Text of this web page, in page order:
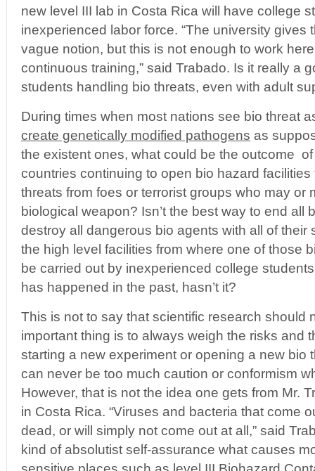
new level III lab in Costa Rica will have college
inexperienced labor force. “The university gives
vague notion, but this is not enough to work
continuous training,” said Trabado. Is it really a
students handling bio threats, even with adult
During times when most nations see bio threat
create genetically modified pathogens as
the existent ones, what could be the outcome
countries continuing to open bio hazard
threats from foes or terrorist groups who may or
biological weapon? Isn’t the best way to end all
destroy all dangerous bio agents with all of their
the high level facilities from where one of those
be carried out by inexperienced college
has happened in the past, hasn’t it?
This is not to say that scientific research should
important thing is to always weigh the risks and
starting a new experiment or opening a new bio
can never be too much caution or conformism
However, that is not the idea one gets from Mr.
in Costa Rica. “Viruses and bacteria that come
dead, or will simply not come out at all,” said
kind of absolutist self-assurance what causes